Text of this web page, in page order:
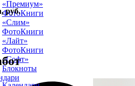
«Премиум»
ФотоКниги
«Слим»
ФотоКниги
«Лайт»
ФотоКниги
«Софт»
Блокноты
руб.